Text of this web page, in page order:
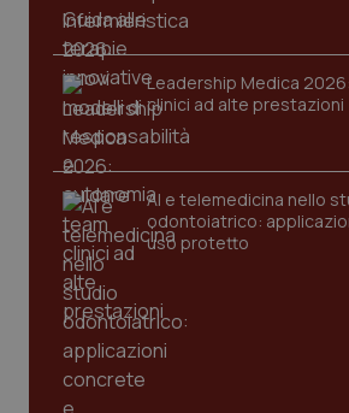
Leadership Medica
clinici ad alte prestazioni
AI e telemedicina nello
odontoiatrico:
uso protetto
CookieScriptConsent